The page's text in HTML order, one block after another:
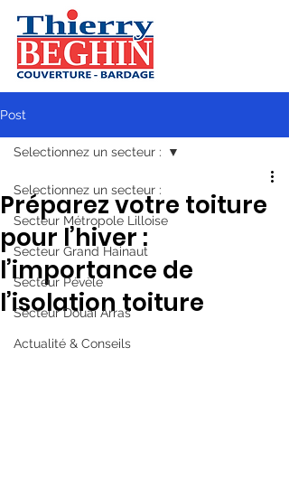
Post
Selectionnez un secteur :
Secteur Métropole Lilloise
Secteur Grand Hainaut
Secteur Pévèle
Secteur Douai Arras
Actualité & Conseils
Selectionnez un secteur :
Préparez votre toiture
pour l’hiver :
l’importance de
l’isolation toiture